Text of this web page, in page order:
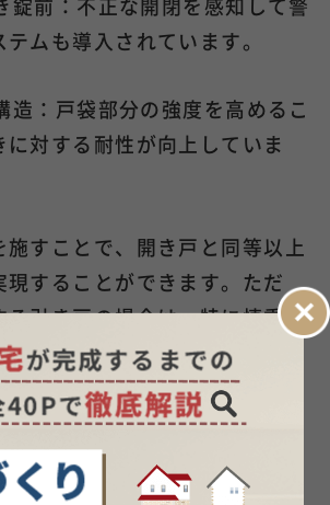
ムも導入されています。
造：戸袋部分の強度を高めるこ
に対する耐性が向上していま
施すことで、開き戸と同等以上
現することができます。ただ
る引き戸の場合は、特に慎重に
あります。
答を参考に、引き戸の特性を
な選択と使用をすることで、
な住空間を実現することがで